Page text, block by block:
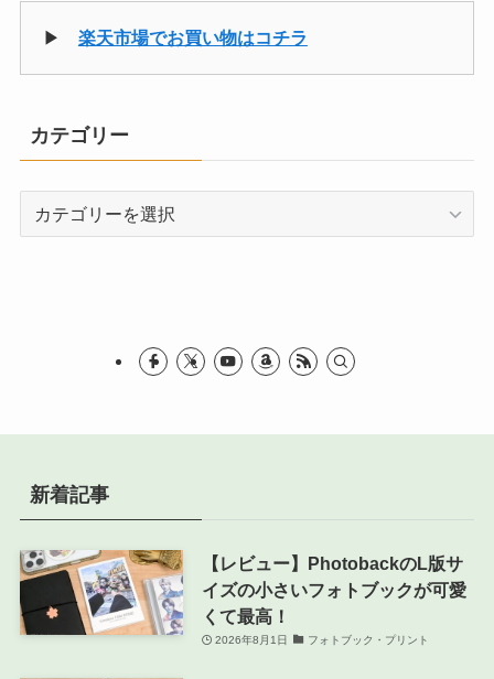
▶ 楽天市場でお買い物はコチラ
カテゴリー
新着記事
【レビュー】PhotobackのL版サ
イズの小さいフォトブックが可愛
くて最高！
2026年8月1日 フォトブック・プリント